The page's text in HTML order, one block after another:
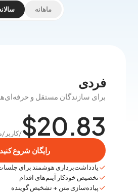
ماهانه
فردی
برای سازندگان مستقل و
$20.83/کاربر/
رایگان شروع کنید
یادداشت‌برداری هوشمند برای
تخصیص خودکار آیتم‌های اقدام
پیاده‌سازی متن + تشخیص گوینده